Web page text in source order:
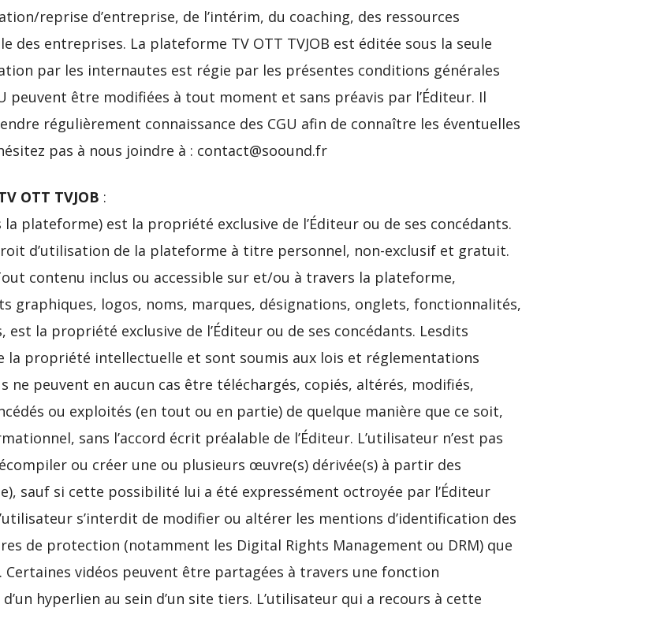
reprise d’entreprise, de l’intérim, du coaching, des ressources
des entreprises. La plateforme TV OTT TVJOB est éditée sous la seule
par les internautes est régie par les présentes conditions générales
peuvent être modifiées à tout moment et sans préavis par l’Éditeur. Il
régulièrement connaissance des CGU afin de connaître les éventuelles
pas à nous joindre à : contact@soound.fr
OTT TVJOB :
la plateforme) est la propriété exclusive de l’Éditeur ou de ses concédants.
d’utilisation de la plateforme à titre personnel, non-exclusif et gratuit.
contenu inclus ou accessible sur et/ou à travers la plateforme,
graphiques, logos, noms, marques, désignations, onglets, fonctionnalités,
la propriété exclusive de l’Éditeur ou de ses concédants. Lesdits
propriété intellectuelle et sont soumis aux lois et réglementations
ne peuvent en aucun cas être téléchargés, copiés, altérés, modifiés,
ou exploités (en tout ou en partie) de quelque manière que ce soit,
sans l’accord écrit préalable de l’Éditeur. L’utilisateur n’est pas
ou créer une ou plusieurs œuvre(s) dérivée(s) à partir des
sauf si cette possibilité lui a été expressément octroyée par l’Éditeur
s’interdit de modifier ou altérer les mentions d’identification des
de protection (notamment les Digital Rights Management ou DRM) que
vidéos peuvent être partagées à travers une fonction
hyperlien au sein d’un site tiers. L’utilisateur qui a recours à cette